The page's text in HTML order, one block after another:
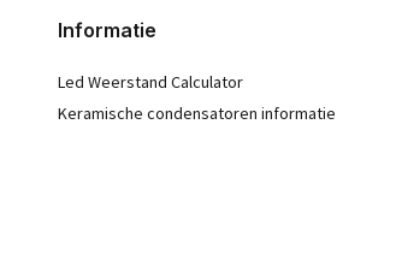
Informatie
Led Weerstand Calculator
Keramische condensatoren informatie